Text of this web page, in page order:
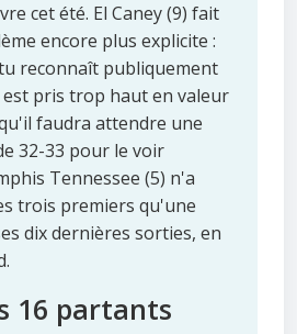
cet été. El Caney (9) fait
encore plus explicite :
reconnaît publiquement
est pris trop haut en valeur
faudra attendre une
32-33 pour le voir
Tennessee (5) n'a
trois premiers qu'une
dix dernières sorties, en
16 partants